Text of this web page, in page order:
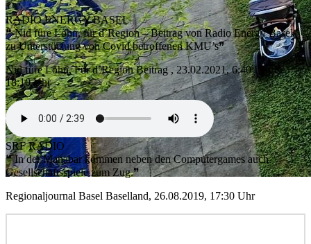
RADIO ENERGY BASEL
❝ Nid füre Lohn, für d’Region – Beitrag von Radio Energy Basel
zu Unterstützung von Covid betroffenen KMU’s❞
Nid füre Lohn, Für d’Region Beitrag , 23.02.2021, 6:40 Uhr &
18:10 Uhr
SRF RADIO
❝ In der Manabar kommen neben den Computergames auch
Gesellschaftsspiele zum Zug.❞
Regionaljournal Basel Baselland, 26.08.2019, 17:30 Uhr